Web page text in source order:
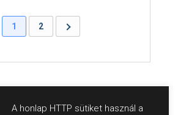
1 2
A honlap HTTP sütiket használ a